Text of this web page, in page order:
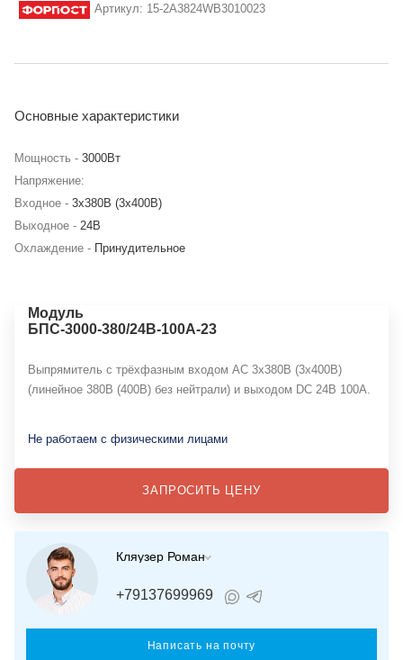
Артикул: 15-2A3824WB3010023
Основные характеристики
Мощность - 3000Вт
Напряжение:
Входное - 3х380В (3х400В)
Выходное - 24В
Охлаждение - Принудительное
Модуль
БПС-3000-380/24В-100А-23
Выпрямитель с трёхфазным входом АС 3х380В (3х400В)
(линейное 380В (400В) без нейтрали) и выходом DC 24В 100А.
Не работаем с физическими лицами
ЗАПРОСИТЬ ЦЕНУ
Кляузер Роман
+79137699969
Написать на почту